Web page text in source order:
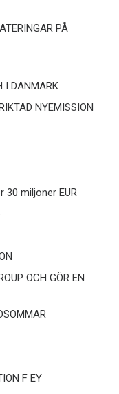
PÅ
I DANMARK
NYEMISSION
30 miljoner EUR
OCH GÖR EN
F EY